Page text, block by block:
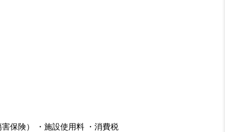
保険） ・施設使用料 ・消費税